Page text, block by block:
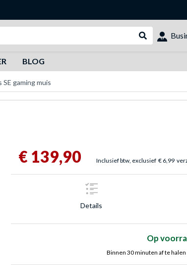
Webshop
BLOG
gaming muis
€ 139,90 Inclusief btw, exclusief € 6,99
Details
Op
Binnen 30 minuten af te